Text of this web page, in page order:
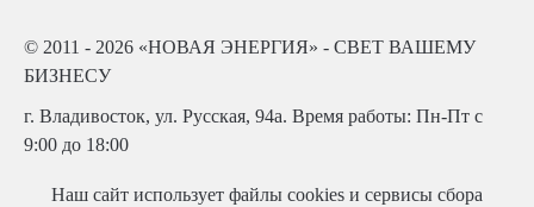
© 2011 - 2026 «НОВАЯ ЭНЕРГИЯ» - СВЕТ ВАШЕМУ
БИЗНЕСУ
г. Владивосток, ул. Русская, 94а. Время работы: Пн-Пт с
9:00 до 18:00
Наш сайт использует файлы cookies и сервисы сбора